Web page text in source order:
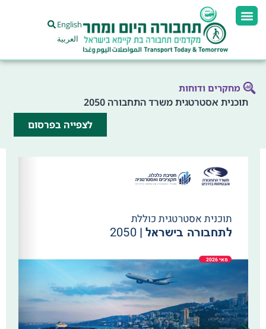
English
العربية
מחקרים ודוחות
תוכנית אסטרטגית משרד התחבורה 2050
לצפייה בפרסום